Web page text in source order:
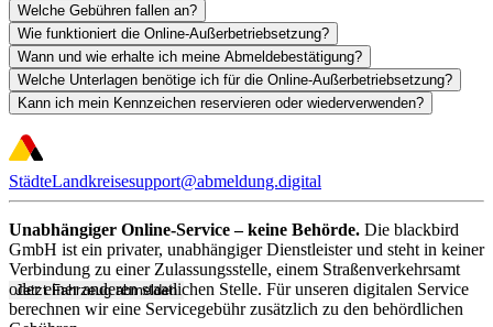
Welche Gebühren fallen an?
Wie funktioniert die Online-Außerbetriebsetzung?
Wann und wie erhalte ich meine Abmeldebestätigung?
Welche Unterlagen benötige ich für die Online-Außerbetriebsetzung?
Kann ich mein Kennzeichen reservieren oder wiederverwenden?
Jetzt Fahrzeug abmelden
StädteLandkreisesupport@abmeldung.digital
Unabhängiger Online-Service – keine Behörde. Die blackbird
GmbH ist ein privater, unabhängiger Dienstleister und steht in keiner
Verbindung zu einer Zulassungsstelle, einem Straßenverkehrsamt
oder einer anderen staatlichen Stelle. Für unseren digitalen Service
berechnen wir eine Servicegebühr zusätzlich zu den behördlichen